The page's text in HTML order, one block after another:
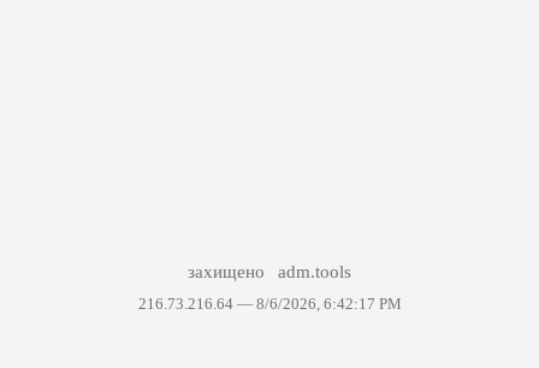
захищено adm.tools
216.73.216.64 — 8/6/2026, 6:42:17 PM